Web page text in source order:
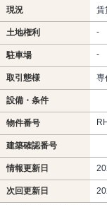
現況 賃
土地権利 -
駐車場 -
取引態様 専
設備・条件
物件番号
建築確認番号
情報更新日
次回更新日